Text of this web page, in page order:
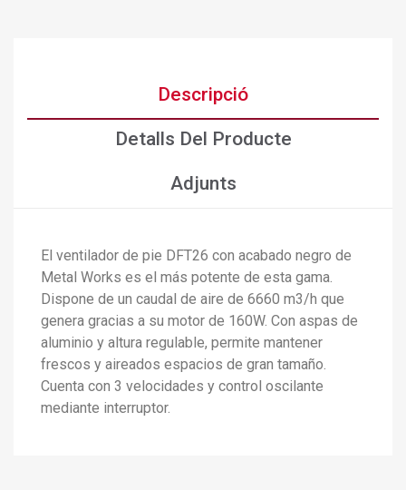
Afegir a la llista de desitjos
add_circle_outline
Crear una llista nova
Nom de la llista de desitjos
Cal que connecteu per a desar els productes a la vostra
llista de desitjos.
Descripció
Detalls Del Producte
Adjunts
El ventilador de pie DFT26 con acabado negro de
Metal Works es el más potente de esta gama.
Dispone de un caudal de aire de 6660 m3/h que
genera gracias a su motor de 160W. Con aspas de
aluminio y altura regulable, permite mantener
frescos y aireados espacios de gran tamaño.
Cuenta con 3 velocidades y control oscilante
mediante interruptor.